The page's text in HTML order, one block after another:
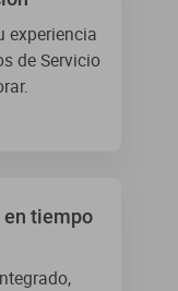
experiencia
de Servicio
en tiempo